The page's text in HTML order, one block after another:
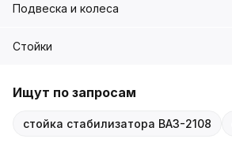
Подвеска и колеса
Стойки
Ищут по запросам
стойка стабилизатора ВАЗ-2108